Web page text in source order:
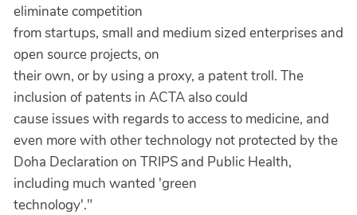
eliminate competition
from startups, small and medium sized enterprises and
open source projects, on
their own, or by using a proxy, a patent troll. The
inclusion of patents in ACTA also could
cause issues with regards to access to medicine, and
even more with other technology not protected by the
Doha Declaration on TRIPS and Public Health,
including much wanted 'green
technology'."